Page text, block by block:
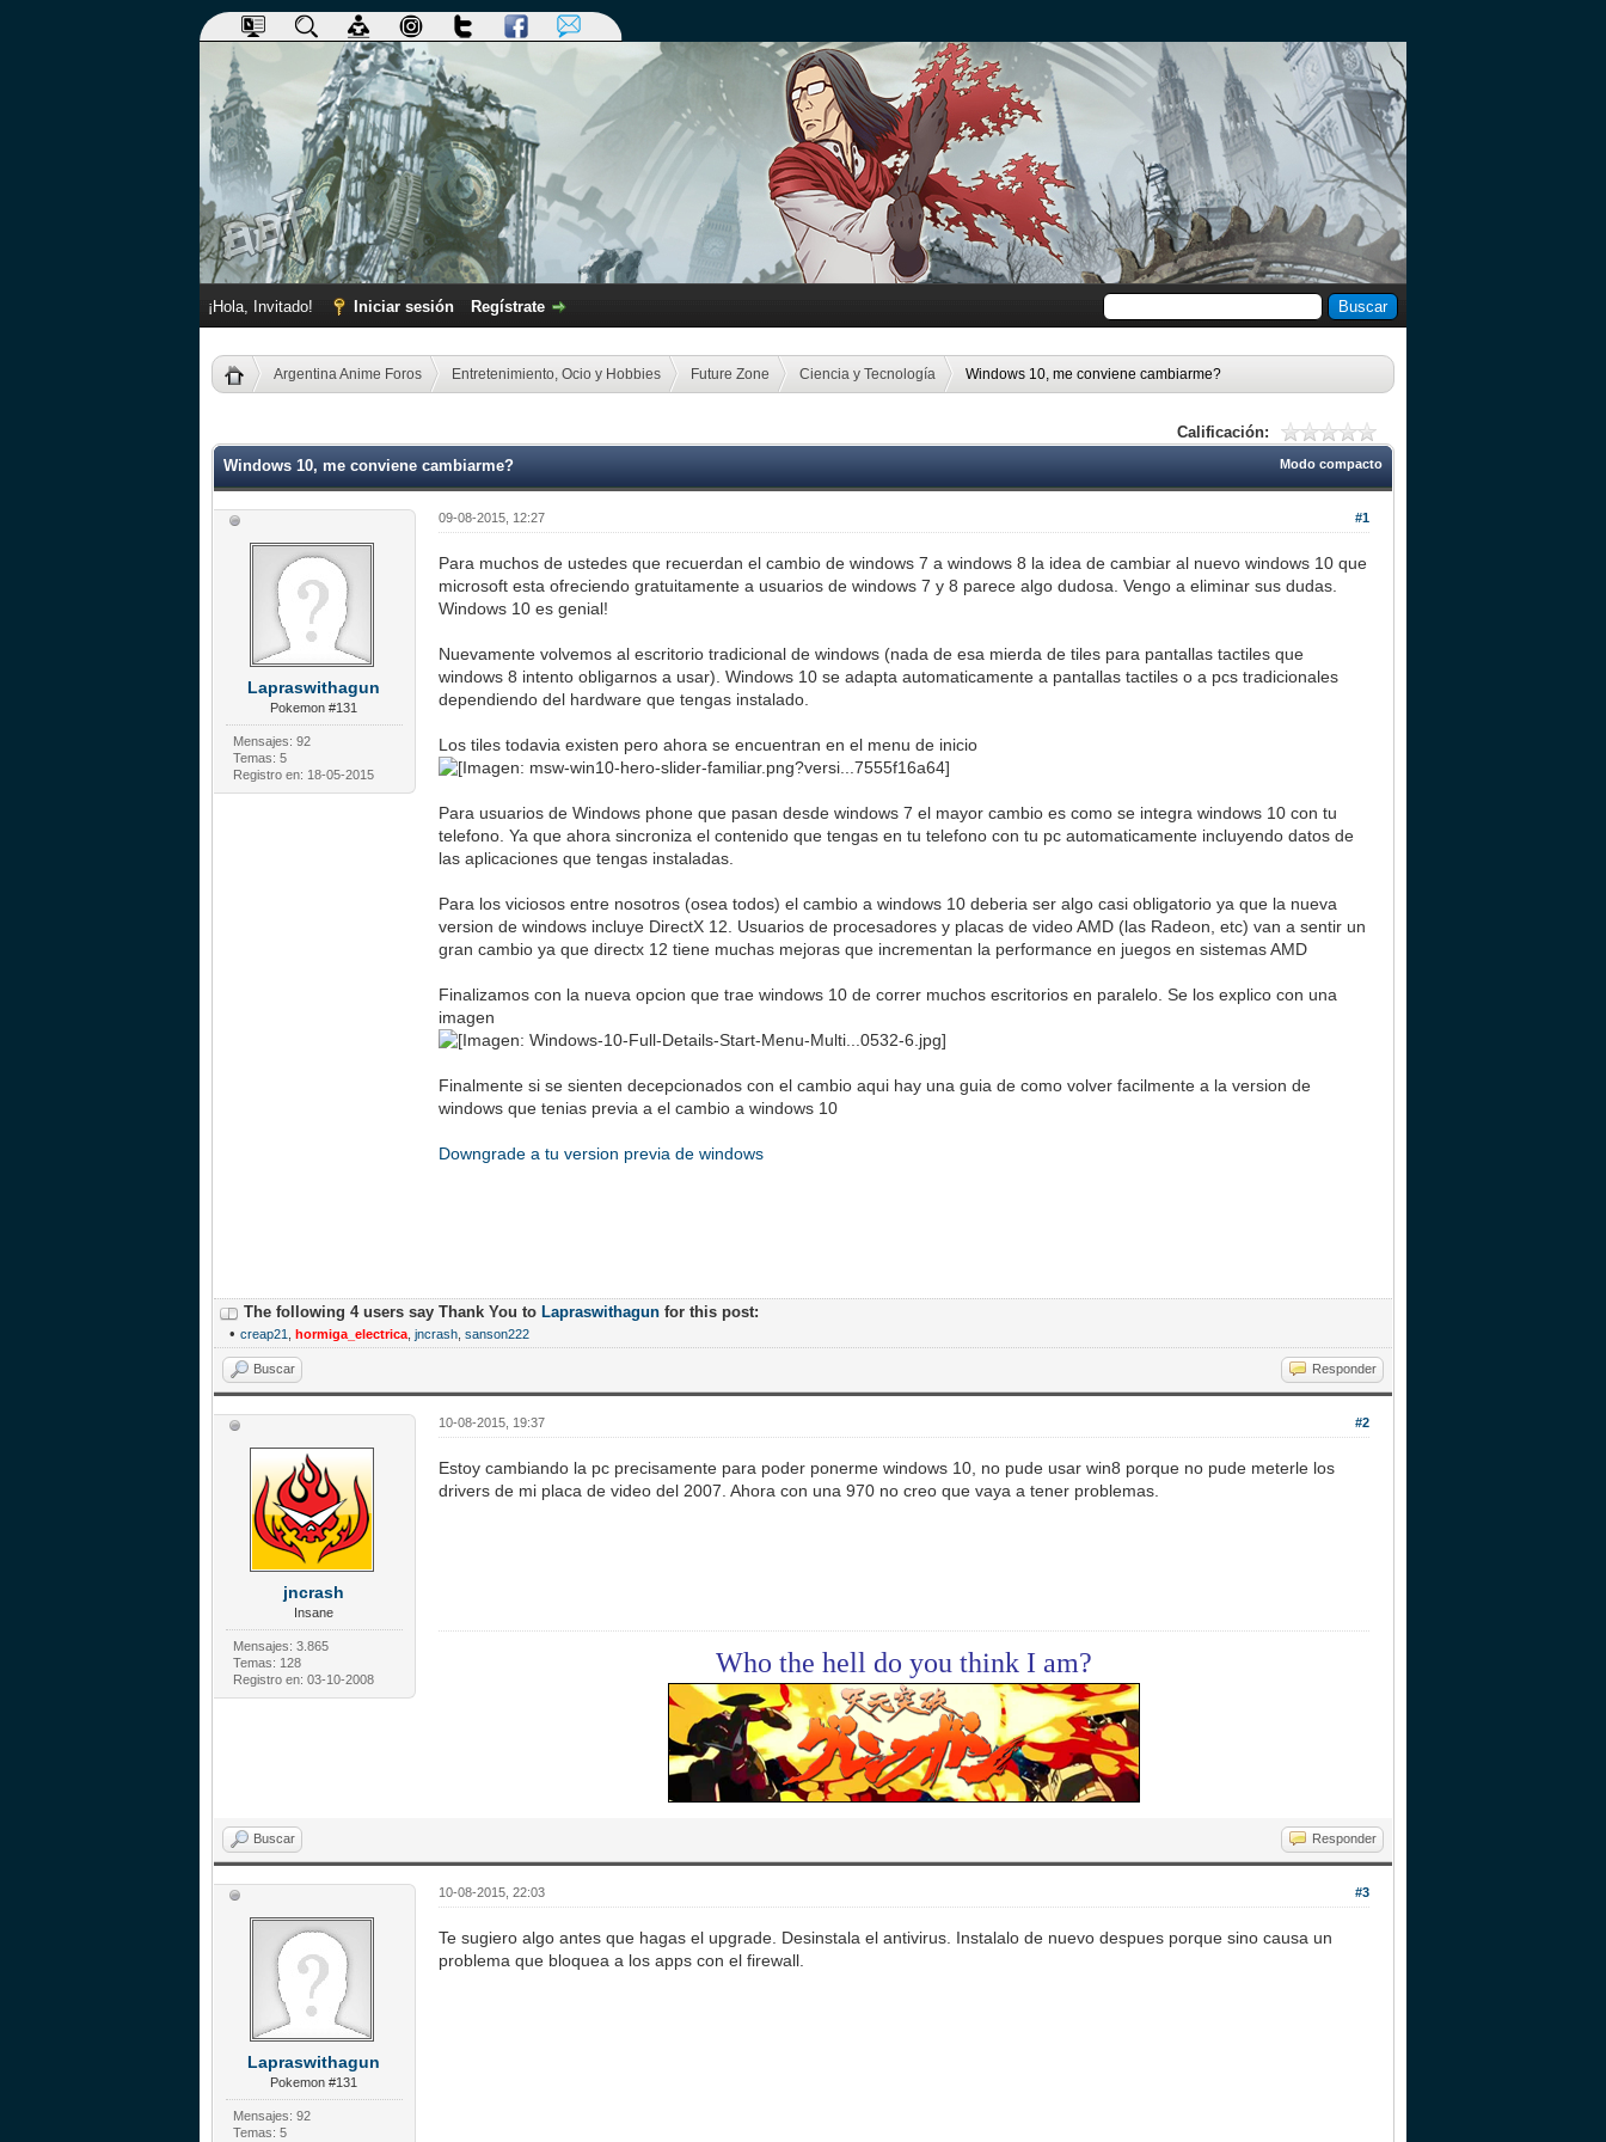
¡Hola, Invitado! Iniciar sesión Regístrate
Argentina Anime Foros Entretenimiento, Ocio y Hobbies Future Zone Ciencia y Tecnología Windows 10, me conviene cambiarme?
Calificación:
Modo compacto
Windows 10, me conviene cambiarme?
Lapraswithagun
Pokemon #131
Mensajes: 92
Temas: 5
Registro en: 18-05-2015
#1
09-08-2015, 12:27
Para muchos de ustedes que recuerdan el cambio de windows 7 a windows 8 la idea de cambiar al nuevo windows 10 que
microsoft esta ofreciendo gratuitamente a usuarios de windows 7 y 8 parece algo dudosa. Vengo a eliminar sus dudas.
Windows 10 es genial!
Nuevamente volvemos al escritorio tradicional de windows (nada de esa mierda de tiles para pantallas tactiles que
windows 8 intento obligarnos a usar). Windows 10 se adapta automaticamente a pantallas tactiles o a pcs tradicionales
dependiendo del hardware que tengas instalado.
Los tiles todavia existen pero ahora se encuentran en el menu de inicio
Para usuarios de Windows phone que pasan desde windows 7 el mayor cambio es como se integra windows 10 con tu
telefono. Ya que ahora sincroniza el contenido que tengas en tu telefono con tu pc automaticamente incluyendo datos de
las aplicaciones que tengas instaladas.
Para los viciosos entre nosotros (osea todos) el cambio a windows 10 deberia ser algo casi obligatorio ya que la nueva
version de windows incluye DirectX 12. Usuarios de procesadores y placas de video AMD (las Radeon, etc) van a sentir un
gran cambio ya que directx 12 tiene muchas mejoras que incrementan la performance en juegos en sistemas AMD
Finalizamos con la nueva opcion que trae windows 10 de correr muchos escritorios en paralelo. Se los explico con una
imagen
Finalmente si se sienten decepcionados con el cambio aqui hay una guia de como volver facilmente a la version de
windows que tenias previa a el cambio a windows 10
Downgrade a tu version previa de windows
The following 4 users say Thank You to Lapraswithagun for this post:
• creap21 hormiga_electrica jncrash sanson222
Buscar Responder
jncrash
Insane
Mensajes: 3.865
Temas: 128
Registro en: 03-10-2008
#2
10-08-2015, 19:37
Estoy cambiando la pc precisamente para poder ponerme windows 10, no pude usar win8 porque no pude meterle los
drivers de mi placa de video del 2007. Ahora con una 970 no creo que vaya a tener problemas.
Who the hell do you think I am?
Buscar Responder
Lapraswithagun
Pokemon #131
Mensajes: 92
Temas: 5
#3
10-08-2015, 22:03
Te sugiero algo antes que hagas el upgrade. Desinstala el antivirus. Instalalo de nuevo despues porque sino causa un
problema que bloquea a los apps con el firewall.